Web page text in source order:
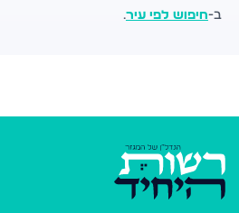
ב-חיפוש לפי עיר.